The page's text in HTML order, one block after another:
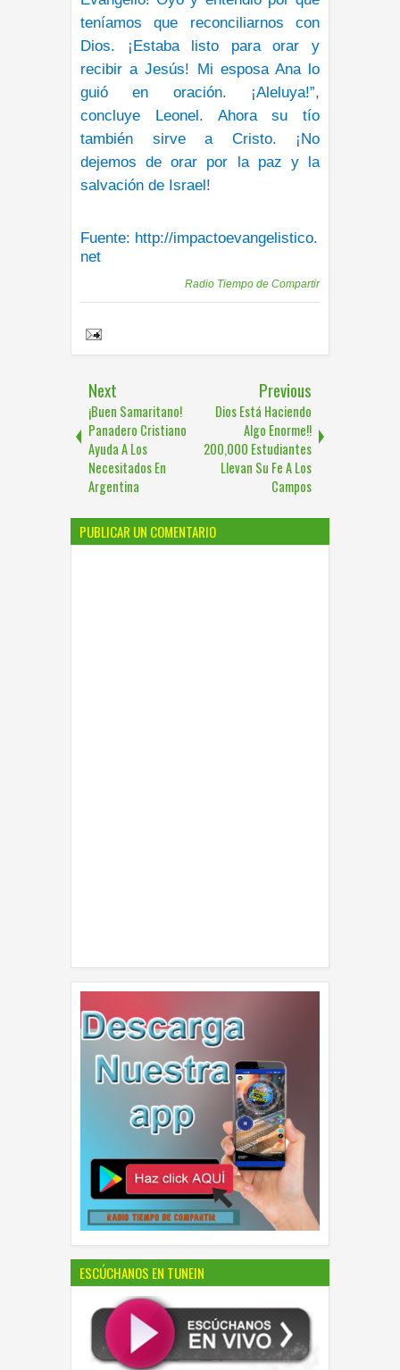
teníamos que reconciliarnos con
Dios. ¡Estaba listo para orar y
recibir a Jesús! Mi esposa Ana lo
guió en oración. ¡Aleluya!”,
concluye Leonel. Ahora su tío
también sirve a Cristo. ¡No
dejemos de orar por la paz y la
salvación de Israel!
Fuente: http://impactoevangelistico.
net
Radio Tiempo de Compartir
Next
¡Buen Samaritano!
Panadero Cristiano
Ayuda A Los
Necesitados En
Argentina
Previous
Dios Está Haciendo
Algo Enorme!!
200,000 Estudiantes
Llevan Su Fe A Los
Campos
PUBLICAR UN COMENTARIO
ESCÚCHANOS EN TUNEIN